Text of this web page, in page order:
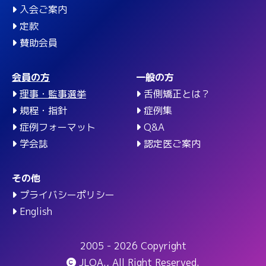
入会ご案内
定款
賛助会員
会員の方
理事・監事選挙
規程・指針
症例フォーマット
学会誌
一般の方
舌側矯正とは？
症例集
Q&A
認定医ご案内
その他
プライバシーポリシー
English
2005 - 2026 Copyright
JLOA., All Right Reserved.